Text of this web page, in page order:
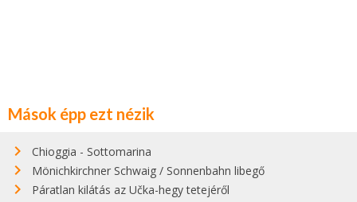
Mások épp ezt nézik
Chioggia - Sottomarina
Mönichkirchner Schwaig / Sonnenbahn libegő
Páratlan kilátás az Učka-hegy tetejéről